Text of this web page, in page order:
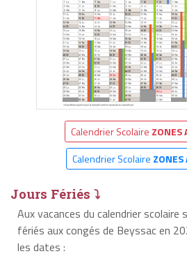
Calendrier Scolaire ZONES
Calendrier Scolaire ZONES
Jours Fériés ⤵
Aux vacances du calendrier scolaire
fériés aux congés de Beyssac en
les dates :